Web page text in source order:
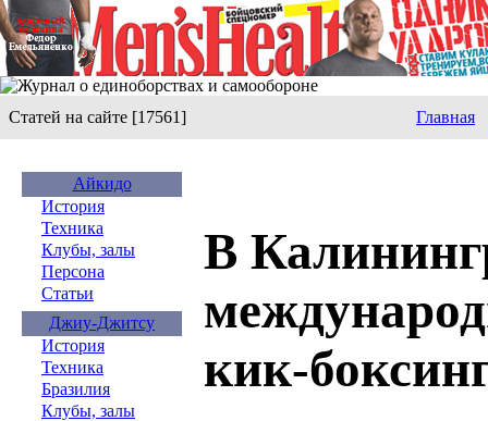
Статей на сайте [17561] Главная
Айкидо
История
Техника
Клубы, залы
Персона
Статьи
Джиу-Джитсу
История
Техника
Бразилия
Клубы, залы
В
кик-